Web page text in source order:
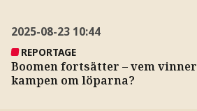
2025-08-23 10:44
REPORTAGE
Boomen fortsätter – vem vinner
kampen om löparna?